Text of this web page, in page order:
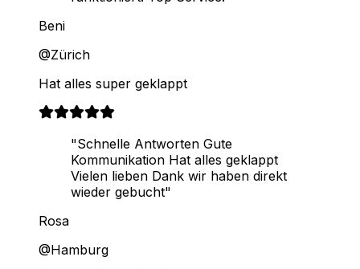
Beni
@Zürich
Hat alles super geklappt
"Schnelle Antworten Gute
Kommunikation Hat alles geklappt
Vielen lieben Dank wir haben direkt
wieder gebucht"
Rosa
@Hamburg